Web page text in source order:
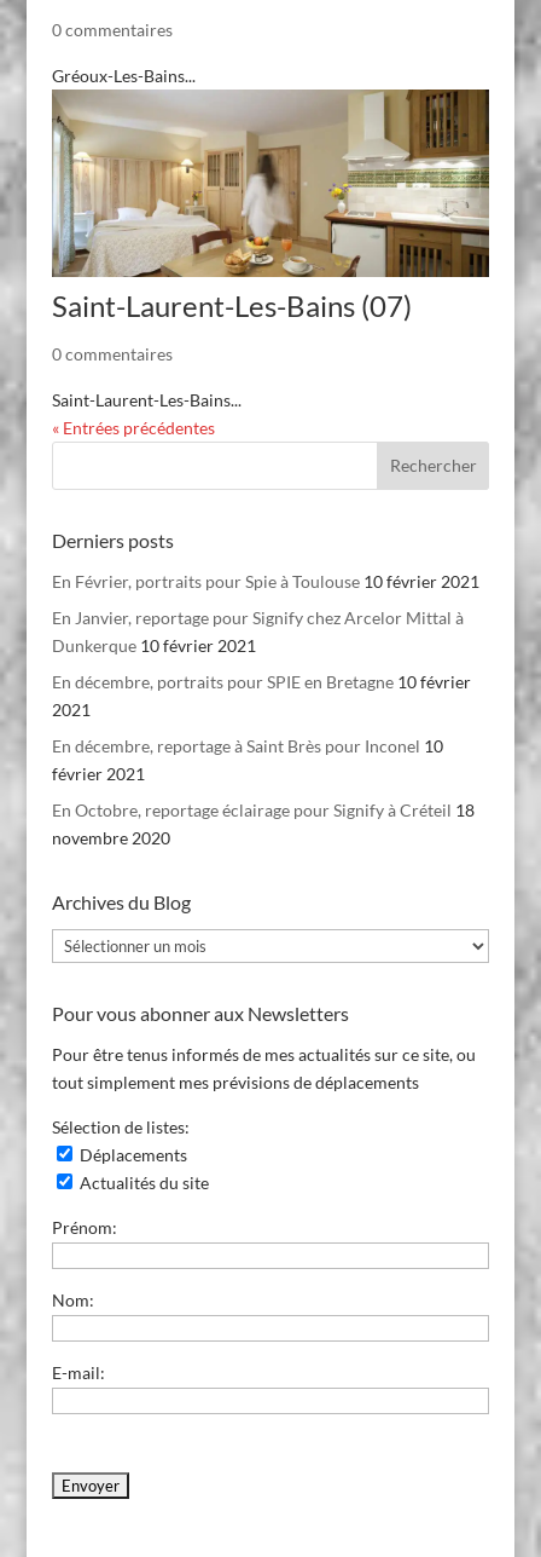
0 commentaires
Gréoux-Les-Bains...
Saint-Laurent-Les-Bains (07)
0 commentaires
Saint-Laurent-Les-Bains...
« Entrées précédentes
Derniers posts
En Février, portraits pour Spie à Toulouse 10 février 2021
En Janvier, reportage pour Signify chez Arcelor Mittal à
Dunkerque 10 février 2021
En décembre, portraits pour SPIE en Bretagne 10 février
2021
En décembre, reportage à Saint Brès pour Inconel 10
février 2021
En Octobre, reportage éclairage pour Signify à Créteil 18
novembre 2020
Archives du Blog
Archives
du
Pour vous abonner aux Newsletters
Pour être tenus informés de mes actualités sur ce site, ou
tout simplement mes prévisions de déplacements
Sélection de listes:
Déplacements
Actualités du site
Prénom:
Nom:
E-mail: